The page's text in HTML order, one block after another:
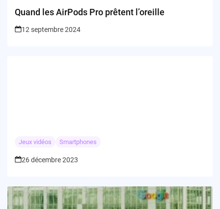
Quand les AirPods Pro prêtent l’oreille
12 septembre 2024
Jeux vidéos Smartphones
26 décembre 2023